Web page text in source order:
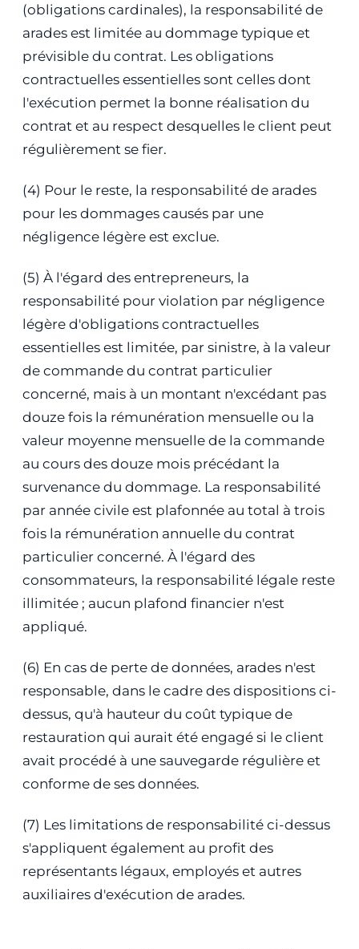
(obligations cardinales), la responsabilité de
arades est limitée au dommage typique et
prévisible du contrat. Les obligations
contractuelles essentielles sont celles dont
l'exécution permet la bonne réalisation du
contrat et au respect desquelles le client peut
régulièrement se fier.
(4) Pour le reste, la responsabilité de arades
pour les dommages causés par une
négligence légère est exclue.
(5) À l'égard des entrepreneurs, la
responsabilité pour violation par négligence
légère d'obligations contractuelles
essentielles est limitée, par sinistre, à la valeur
de commande du contrat particulier
concerné, mais à un montant n'excédant pas
douze fois la rémunération mensuelle ou la
valeur moyenne mensuelle de la commande
au cours des douze mois précédant la
survenance du dommage. La responsabilité
par année civile est plafonnée au total à trois
fois la rémunération annuelle du contrat
particulier concerné. À l'égard des
consommateurs, la responsabilité légale reste
illimitée ; aucun plafond financier n'est
appliqué.
(6) En cas de perte de données, arades n'est
responsable, dans le cadre des dispositions ci-
dessus, qu'à hauteur du coût typique de
restauration qui aurait été engagé si le client
avait procédé à une sauvegarde régulière et
conforme de ses données.
(7) Les limitations de responsabilité ci-dessus
s'appliquent également au profit des
représentants légaux, employés et autres
auxiliaires d'exécution de arades.